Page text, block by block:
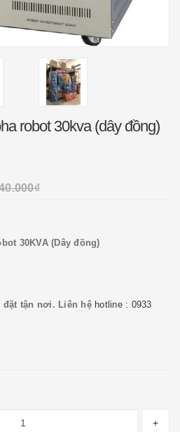
robot 30kva (dây đồng)
30KVA (Dây đồng)
đặt tận nơi. Liên hệ hotline : 0933
+